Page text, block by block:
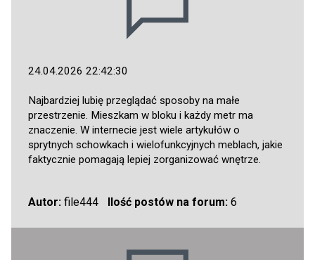
24.04.2026 22:42:30
Najbardziej lubię przeglądać sposoby na małe
przestrzenie. Mieszkam w bloku i każdy metr ma
znaczenie. W internecie jest wiele artykułów o
sprytnych schowkach i wielofunkcyjnych meblach, jakie
faktycznie pomagają lepiej zorganizować wnętrze.
Autor: file444 Ilość postów na forum:6